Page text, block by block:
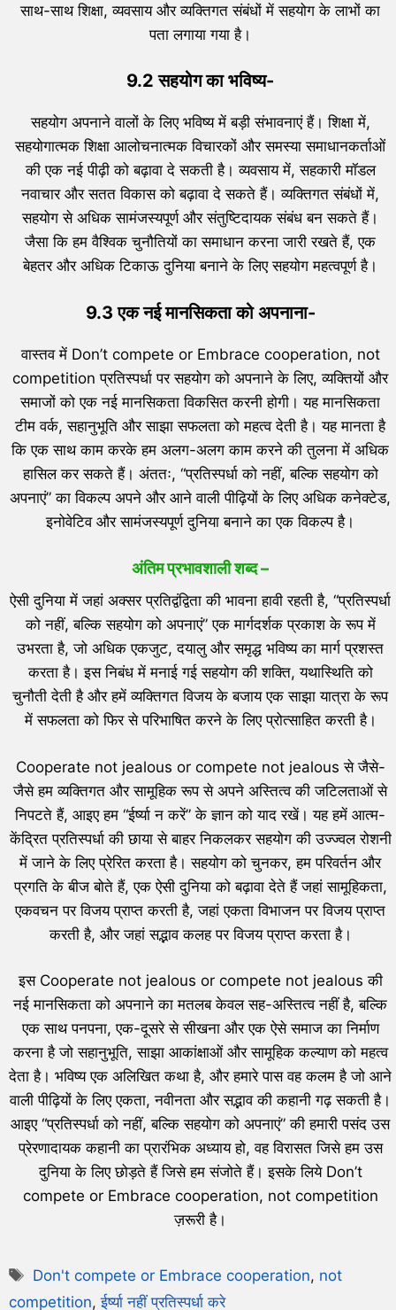
साथ-साथ शिक्षा, व्यवसाय और व्यक्तिगत संबंधों में सहयोग के लाभों का
पता लगाया गया है।
9.2 सहयोग का भविष्य-
सहयोग अपनाने वालों के लिए भविष्य में बड़ी संभावनाएं हैं। शिक्षा में,
सहयोगात्मक शिक्षा आलोचनात्मक विचारकों और समस्या समाधानकर्ताओं
की एक नई पीढ़ी को बढ़ावा दे सकती है। व्यवसाय में, सहकारी मॉडल
नवाचार और सतत विकास को बढ़ावा दे सकते हैं। व्यक्तिगत संबंधों में,
सहयोग से अधिक सामंजस्यपूर्ण और संतुष्टिदायक संबंध बन सकते हैं।
जैसा कि हम वैश्विक चुनौतियों का समाधान करना जारी रखते हैं, एक
बेहतर और अधिक टिकाऊ दुनिया बनाने के लिए सहयोग महत्वपूर्ण है।
9.3 एक नई मानसिकता को अपनाना-
वास्तव में Don’t compete or Embrace cooperation, not
competition प्रतिस्पर्धा पर सहयोग को अपनाने के लिए, व्यक्तियों और
समाजों को एक नई मानसिकता विकसित करनी होगी। यह मानसिकता
टीम वर्क, सहानुभूति और साझा सफलता को महत्व देती है। यह मानता है
कि एक साथ काम करके हम अलग-अलग काम करने की तुलना में अधिक
हासिल कर सकते हैं। अंततः, “प्रतिस्पर्धा को नहीं, बल्कि सहयोग को
अपनाएं” का विकल्प अपने और आने वाली पीढ़ियों के लिए अधिक कनेक्टेड,
इनोवेटिव और सामंजस्यपूर्ण दुनिया बनाने का एक विकल्प है।
अंतिम प्रभावशाली शब्द –
ऐसी दुनिया में जहां अक्सर प्रतिद्वंद्विता की भावना हावी रहती है, “प्रतिस्पर्धा
को नहीं, बल्कि सहयोग को अपनाएं” एक मार्गदर्शक प्रकाश के रूप में
उभरता है, जो अधिक एकजुट, दयालु और समृद्ध भविष्य का मार्ग प्रशस्त
करता है। इस निबंध में मनाई गई सहयोग की शक्ति, यथास्थिति को
चुनौती देती है और हमें व्यक्तिगत विजय के बजाय एक साझा यात्रा के रूप
में सफलता को फिर से परिभाषित करने के लिए प्रोत्साहित करती है।
Cooperate not jealous or compete not jealous से जैसे-
जैसे हम व्यक्तिगत और सामूहिक रूप से अपने अस्तित्व की जटिलताओं से
निपटते हैं, आइए हम “ईर्ष्या न करें” के ज्ञान को याद रखें। यह हमें आत्म-
केंद्रित प्रतिस्पर्धा की छाया से बाहर निकलकर सहयोग की उज्ज्वल रोशनी
में जाने के लिए प्रेरित करता है। सहयोग को चुनकर, हम परिवर्तन और
प्रगति के बीज बोते हैं, एक ऐसी दुनिया को बढ़ावा देते हैं जहां सामूहिकता,
एकवचन पर विजय प्राप्त करती है, जहां एकता विभाजन पर विजय प्राप्त
करती है, और जहां सद्भाव कलह पर विजय प्राप्त करता है।
इस Cooperate not jealous or compete not jealous की
नई मानसिकता को अपनाने का मतलब केवल सह-अस्तित्व नहीं है, बल्कि
एक साथ पनपना, एक-दूसरे से सीखना और एक ऐसे समाज का निर्माण
करना है जो सहानुभूति, साझा आकांक्षाओं और सामूहिक कल्याण को महत्व
देता है। भविष्य एक अलिखित कथा है, और हमारे पास वह कलम है जो आने
वाली पीढ़ियों के लिए एकता, नवीनता और सद्भाव की कहानी गढ़ सकती है।
आइए “प्रतिस्पर्धा को नहीं, बल्कि सहयोग को अपनाएं” की हमारी पसंद उस
प्रेरणादायक कहानी का प्रारंभिक अध्याय हो, वह विरासत जिसे हम उस
दुनिया के लिए छोड़ते हैं जिसे हम संजोते हैं। इसके लिये Don’t
compete or Embrace cooperation, not competition
ज़रूरी है।
Don't compete or Embrace cooperation, not
competition,ईर्ष्या नहीं प्रतिस्पर्धा करे